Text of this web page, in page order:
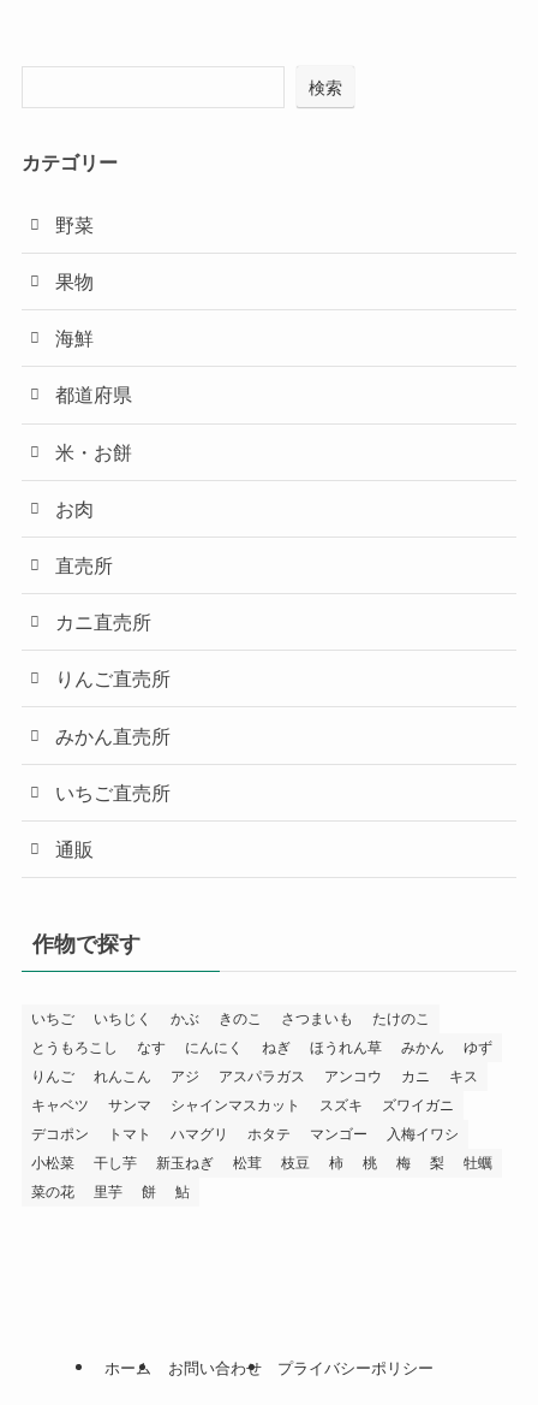
検索
カテゴリー
野菜
果物
海鮮
都道府県
米・お餅
お肉
直売所
カニ直売所
りんご直売所
みかん直売所
いちご直売所
通販
作物で探す
いちご いちじく かぶ きのこ さつまいも
たけのこ
とうもろこし
なす にんにく ねぎ ほうれん草 みかん
ゆず
りんご
れんこん アジ アスパラガス アンコウ カニ
キス
キャベツ
サンマ シャインマスカット スズキ
ズワイガニ
デコポン
トマト ハマグリ ホタテ マンゴー
入梅イワシ
小松菜
干し芋 新玉ねぎ 松茸 枝豆 柿 桃 梅 梨
牡蠣
菜の花
里芋 餅 鮎
ホーム お問い合わせ プライバシーポリシー